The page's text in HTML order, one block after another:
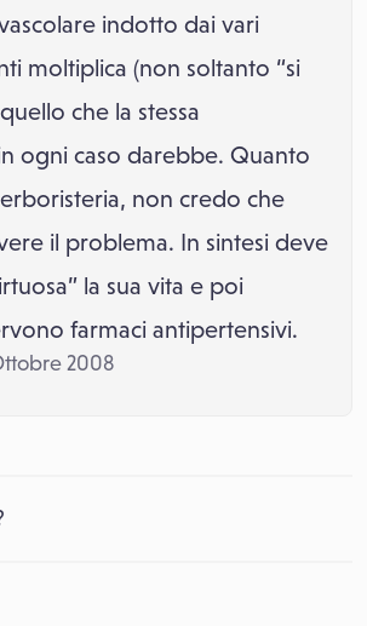
indotto dai vari
moltiplica (non soltanto “si
che la stessa
ogni caso darebbe. Quanto
non credo che
il problema. In sintesi deve
la sua vita e poi
farmaci antipertensivi.
2008